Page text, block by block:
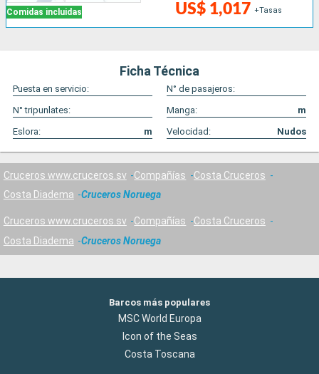
Comidas incluidas US$ 1,017 +Tasas
Ficha Técnica
Puesta en servicio:
N° de pasajeros:
N° tripunlates:
Manga:
m
Eslora:
m Velocidad: Nudos
Cruceros www.cruceros.sv Compañías
Costa Cruceros
Costa Diadema
Cruceros Noruega
Cruceros www.cruceros.sv Compañías
Costa Cruceros
Costa Diadema
Cruceros Noruega
Barcos más populares
MSC World Europa
Icon of the Seas
Costa Toscana